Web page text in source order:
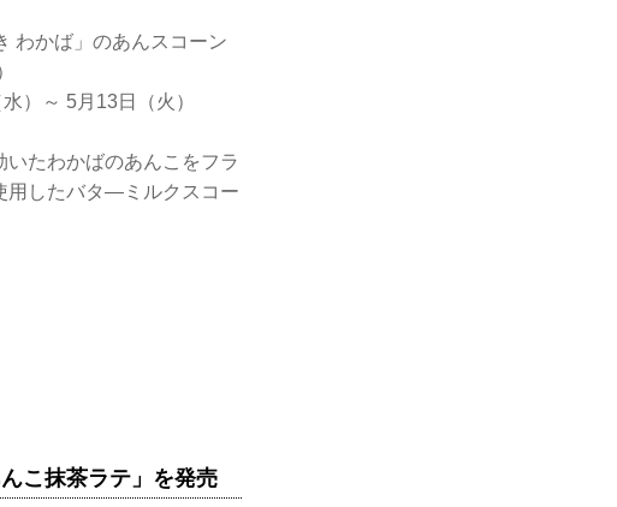
わかば」のあんスコーン
）～ 5月13日（火）
いたわかばのあんこをフラ
用したバタ―ミルクスコー
こ抹茶ラテ」を発売